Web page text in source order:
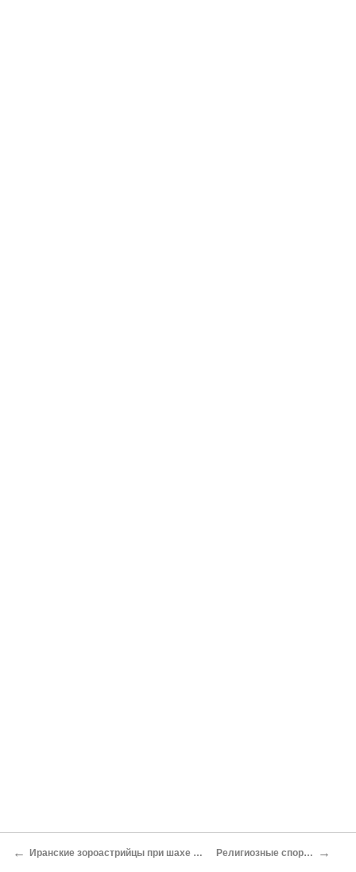
← Иранские зороастрийцы при шахе Аббасе: их верования и обряды Религиозные споры парсов в XVIII в. →